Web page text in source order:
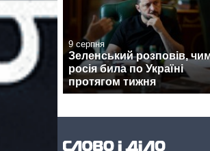
9 серпня
Зеленський розповів,
росія била по Україні
протягом тижня